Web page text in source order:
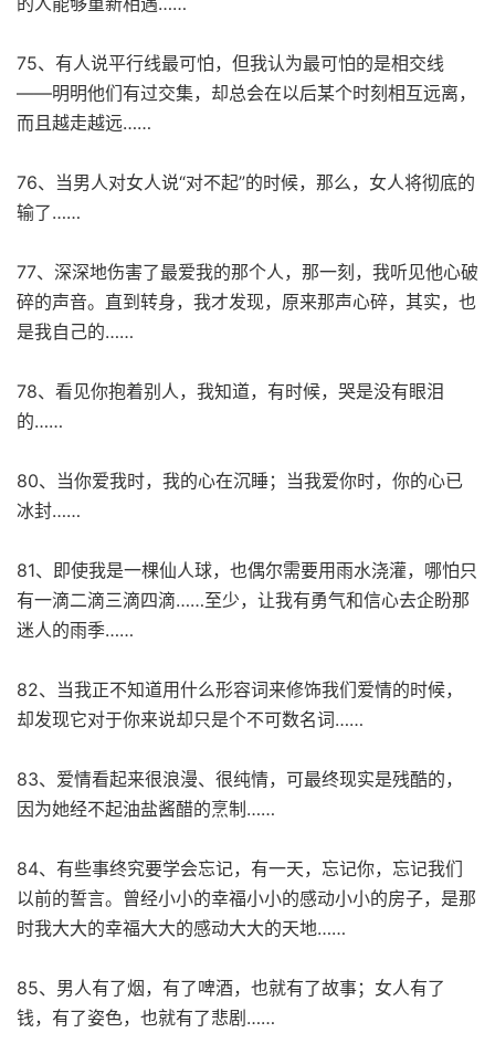
75、有人说平行线最可怕，但我认为最可怕的是相交线
——明明他们有过交集，却总会在以后某个时刻相互远离，
而且越走越远……
76、当男人对女人说“对不起”的时候，那么，女人将彻底的
输了……
77、深深地伤害了最爱我的那个人，那一刻，我听见他心破
碎的声音。直到转身，我才发现，原来那声心碎，其实，也
是我自己的……
78、看见你抱着别人，我知道，有时候，哭是没有眼泪
的……
80、当你爱我时，我的心在沉睡；当我爱你时，你的心已
冰封……
81、即使我是一棵仙人球，也偶尔需要用雨水浇灌，哪怕只
有一滴二滴三滴四滴……至少，让我有勇气和信心去企盼那
迷人的雨季……
82、当我正不知道用什么形容词来修饰我们爱情的时候，
却发现它对于你来说却只是个不可数名词……
83、爱情看起来很浪漫、很纯情，可最终现实是残酷的，
因为她经不起油盐酱醋的烹制……
84、有些事终究要学会忘记，有一天，忘记你，忘记我们
以前的誓言。曾经小小的幸福小小的感动小小的房子，是那
时我大大的幸福大大的感动大大的天地……
85、男人有了烟，有了啤酒，也就有了故事；女人有了
钱，有了姿色，也就有了悲剧……